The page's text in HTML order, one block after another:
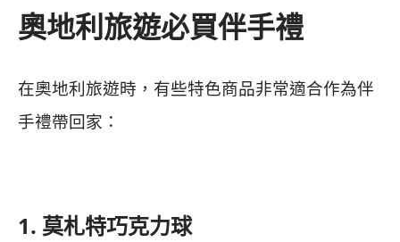
奧地利旅遊必買伴手禮
在奧地利旅遊時，有些特色商品非常適合作為伴
手禮帶回家：
1. 莫札特巧克力球